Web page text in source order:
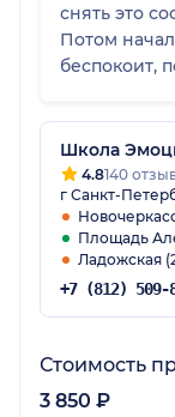
снять это
Потом
беспокоит,
легче и
Школа
4.8140
г Санкт-
Площадь
Ладожская
Стоимость
3 850 ₽